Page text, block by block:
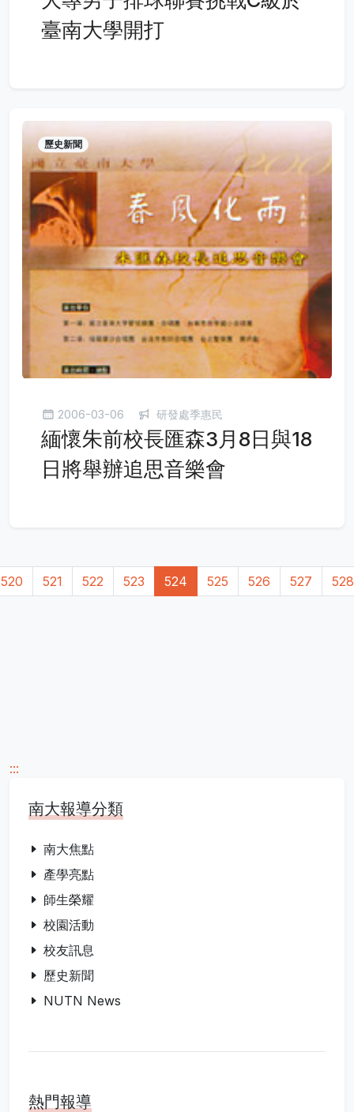
臺南大學開打
歷史新聞
2006-03-06 研發處季惠民
緬懷朱前校長匯森3月8日與18
日將舉辦追思音樂會
520 521 522 523 524 525 526 527 528
:::
南大報導分類
南大焦點
產學亮點
師生榮耀
校園活動
校友訊息
歷史新聞
NUTN News
熱門報導